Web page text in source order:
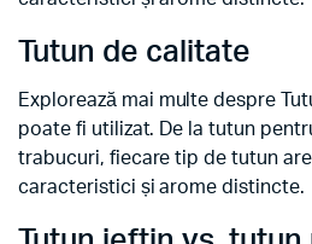
Tutun de calitate
Explorează mai multe despre
poate fi utilizat. De la tutun
trabucuri, fiecare tip de tutun
caracteristici și arome distincte.